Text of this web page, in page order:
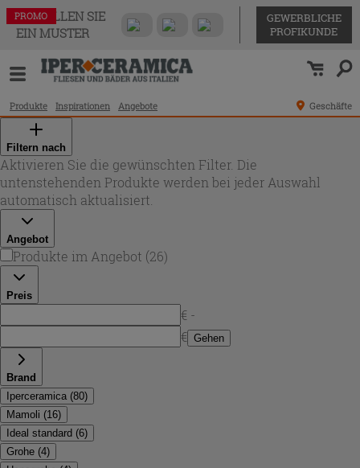
BESTELLEN SIE
EIN MUSTER
GEWERBLICHE
PROFIKUNDE
Produkte Inspirationen Angebote Geschäfte
Filtern nach
Aktivieren Sie die gewünschten Filter. Die
untenstehenden Produkte werden bei jeder Auswahl
automatisch aktualisiert.
Angebot
Produkte im Angebot (26)
Preis
€ -
€ Gehen
Brand
Iperceramica (80)
Mamoli (16)
Ideal standard (6)
Grohe (4)
PROMO
PROMO
PROMO
PROMO
PROMO
PROMO
PROMO
PROMO
PROMO
PROMO
PROMO
PROMO
PROMO
PROMO
PROMO
PROMO
PROMO
PROMO
PROMO
PROMO
PROMO
PROMO
PROMO
PROMO
PROMO
PROMO